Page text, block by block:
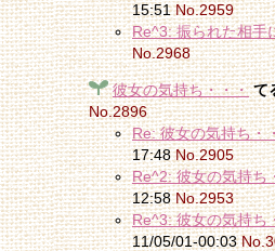
15:51No.2959
Re^3: 振られた相手
No.2968
彼女の気持ち・・・ て
No.2896
Re: 彼女の気持ち・
17:48No.2905
Re^2: 彼女の気持ち
12:58No.2953
Re^3: 彼女の気持ち
11/05/01-00:03